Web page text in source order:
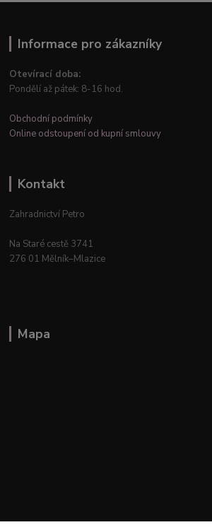
Informace pro zákazníky
Otevírací doba:
Pondělí až pátek: 8-16 hod.
Obchodní podmínky
Online odstoupení od kupní smlouvy
Kontakt
Zahradnictví Petro
Na Staré cestě 3741
276 01 Mělník–Mlazice
Mapa